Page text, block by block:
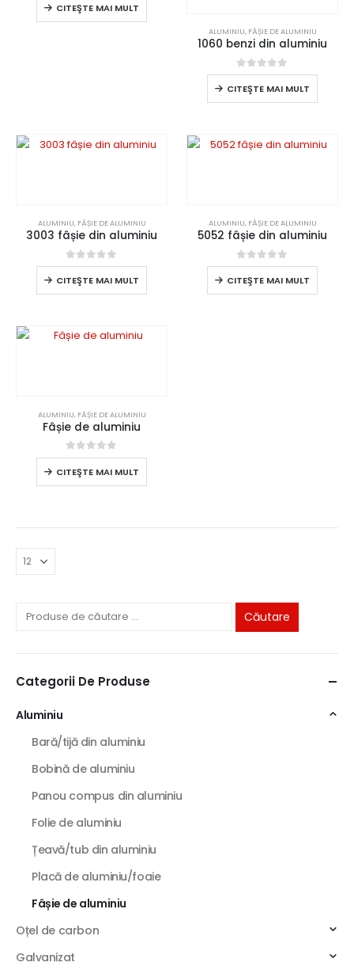
CITEŞTE MAI MULT
ALUMINIU, FÂȘIE DE ALUMINIU
1060 benzi din aluminiu
0din 5
CITEŞTE MAI MULT
ALUMINIU, FÂȘIE DE ALUMINIU
3003 fâșie din aluminiu
0din 5
CITEŞTE MAI MULT
ALUMINIU, FÂȘIE DE ALUMINIU
5052 fâșie din aluminiu
0din 5
CITEŞTE MAI MULT
ALUMINIU, FÂȘIE DE ALUMINIU
Fâșie de aluminiu
0din 5
CITEŞTE MAI MULT
Căutare
Categorii De Produse
Aluminiu
Bară/tijă din aluminiu
Bobină de aluminiu
Panou compus din aluminiu
Folie de aluminiu
Țeavă/tub din aluminiu
Placă de aluminiu/foaie
Fâșie de aluminiu
Oțel de carbon
Galvanizat